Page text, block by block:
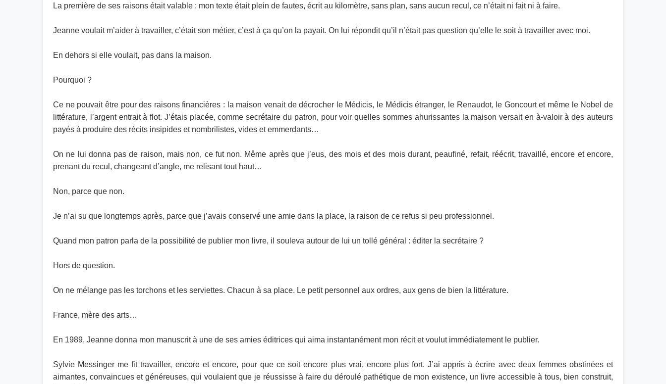
La première de ses raisons était valable : mon texte était plein de fautes, écrit au kilomètre, sans plan, sans aucun recul, ce n’était ni fait ni à faire.
Jeanne voulait m’aider à travailler, c’était son métier, c’est à ça qu’on la payait. On lui répondit qu’il n’était pas question qu’elle le soit à travailler avec moi.
En dehors si elle voulait, pas dans la maison.
Pourquoi ?
Ce ne pouvait être pour des raisons financières : la maison venait de décrocher le Médicis, le Médicis étranger, le Renaudot, le Goncourt et même le Nobel de
littérature, l’argent entrait à flot. J’étais placée, comme secrétaire du patron, pour voir quelles sommes ahurissantes la maison versait en à-valoir à des auteurs
payés à produire des récits insipides et nombrilistes, vides et emmerdants…
On ne lui donna pas de raison, mais non, ce fut non. Même après que j’eus, des mois et des mois durant, peaufiné, refait, réécrit, travaillé, encore et encore,
prenant du recul, changeant d’angle, me relisant tout haut…
Non, parce que non.
Je n’ai su que longtemps après, parce que j’avais conservé une amie dans la place, la raison de ce refus si peu professionnel.
Quand mon patron parla de la possibilité de publier mon livre, il souleva autour de lui un tollé général : éditer la secrétaire ?
Hors de question.
On ne mélange pas les torchons et les serviettes. Chacun à sa place. Le petit personnel aux ordres, aux gens de bien la littérature.
France, mère des arts…
En 1989, Jeanne donna mon manuscrit à une de ses amies éditrices qui aima instantanément mon récit et voulut immédiatement le publier.
Sylvie Messinger me fit travailler, encore et encore, pour que ce soit encore plus vrai, encore plus fort. J’ai appris à écrire avec deux femmes obstinées et
aimantes, convaincues et généreuses, qui voulaient que je réussisse à faire du déroulé pathétique de mon existence, un livre accessible à tous, bien construit,